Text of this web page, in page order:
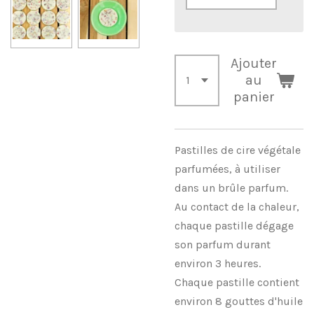
Ajouter
au
panier
Pastilles de cire végétale
parfumées, à utiliser
dans un brûle parfum.
Au contact de la chaleur,
chaque pastille dégage
son parfum durant
environ 3 heures.
Chaque pastille contient
environ 8 gouttes d'huile